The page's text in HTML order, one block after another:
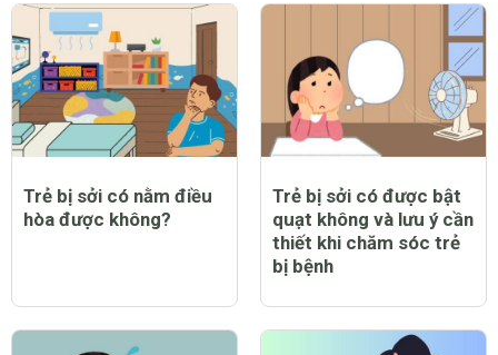
Trẻ bị sởi có nằm điều
hòa được không?
Trẻ bị sởi có được bật
quạt không và lưu ý cần
thiết khi chăm sóc trẻ
bị bệnh